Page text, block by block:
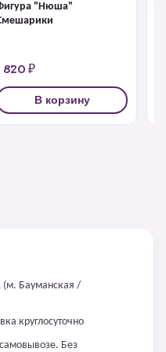
"Нюша"
820 ₽
В корзину
(м. Бауманская /
круглосуточно
Без